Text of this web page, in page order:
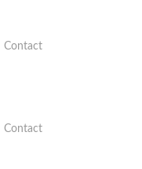
Contact
Contact